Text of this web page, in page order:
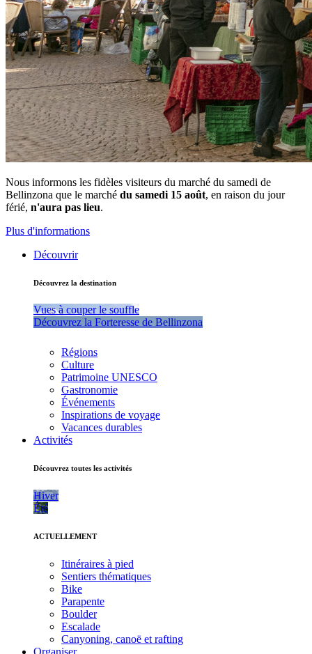
Nous informons les fidèles visiteurs du marché du samedi de
Bellinzona que le marché du samedi 15 août, en raison du jour
férié, n'aura pas lieu.
Plus d'informations
Découvrir
Découvrez la destination
Vues à couper le souffle
Découvrez la Forteresse de Bellinzona
Régions
Culture
Patrimoine UNESCO
Gastronomie
Événements
Inspirations de voyage
Vacances durables
Activités
Découvrez toutes les activités
Hiver
Été
ACTUELLEMENT
Itinéraires à pied
Sentiers thématiques
Bike
Parapente
Boulder
Escalade
Canyoning, canoë et rafting